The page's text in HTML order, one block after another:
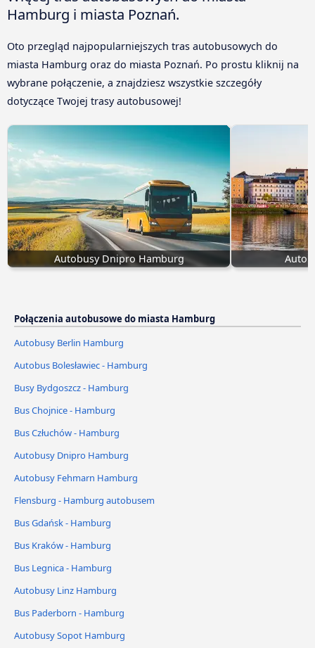
Hamburg i miasta Poznań.
Oto przegląd najpopularniejszych tras autobusowych do
miasta Hamburg oraz do miasta Poznań. Po prostu kliknij na
wybrane połączenie, a znajdziesz wszystkie szczegóły
dotyczące Twojej trasy autobusowej!
Autobusy Dnipro Hamburg
Połączenia autobusowe do miasta Hamburg
Autobusy Berlin Hamburg
Autobus Bolesławiec - Hamburg
Busy Bydgoszcz - Hamburg
Bus Chojnice - Hamburg
Bus Człuchów - Hamburg
Autobusy Dnipro Hamburg
Autobusy Fehmarn Hamburg
Flensburg - Hamburg autobusem
Bus Gdańsk - Hamburg
Bus Kraków - Hamburg
Bus Legnica - Hamburg
Autobusy Linz Hamburg
Bus Paderborn - Hamburg
Autobusy Sopot Hamburg